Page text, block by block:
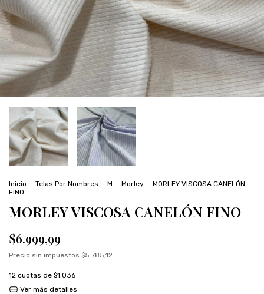
Inicio . Telas Por Nombres . M . Morley . MORLEY VISCOSA CANELÓN
FINO
MORLEY VISCOSA CANELÓN FINO
$6.999,99
Precio sin impuestos $5.785,12
12 cuotas de $1.036
Ver más detalles